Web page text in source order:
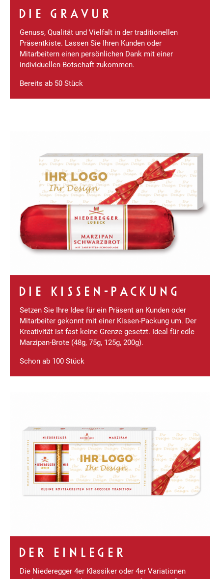
DIE GRAVUR
Genuss, Qualität und Vielfalt in der traditionellen
Präsentkiste. Lassen Sie Ihren Kunden oder
Mitarbeitern einen persönlichen Dank mit einer
individuellen Botschaft zukommen.
Bereits ab 50 Stück
DIE KISSEN-PACKUNG
Setzen Sie Ihre Idee für ein Präsent an Kunden oder
Mitarbeiter gekonnt mit einer Kissen-Packung um. Der
Kreativität ist fast keine Grenze gesetzt. Ideal für edle
Marzipan-Brote (48g, 75g, 125g, 200g).
Schon ab 100 Stück
DER EINLEGER
Die Niederegger 4er Klassiker oder 4er Variationen